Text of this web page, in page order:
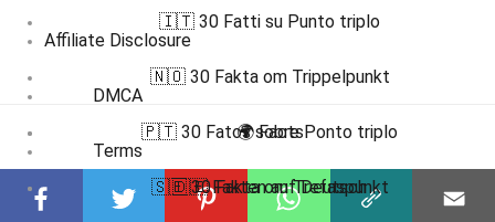
Affiliate Disclosure
DMCA
Terms
Privacy Policy
🇮🇹 30 Fatti su Punto triplo
🇳🇴 30 Fakta om Trippelpunkt
🇵🇹 30 Fatos sobre Ponto triplo
🇸🇪 30 Fakta om Trefaspunkt
🌍 Facts
🇩🇪 Fakten auf Deutsch